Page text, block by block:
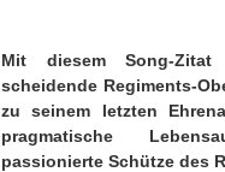
Mit diesem Song-
scheidende Regiments-
zu seinem letzten
pragmatische
passionierte Schütze des